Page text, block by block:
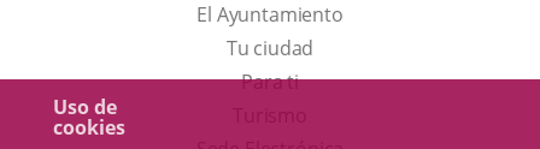
Uso de
cookies
El Ayuntamiento
Tu ciudad
Para ti